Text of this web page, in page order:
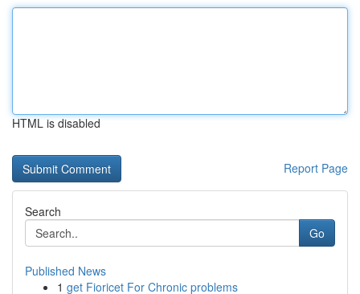
HTML is disabled
Report Page
Search
Go
Published News
1 get Fioricet For Chronic problems